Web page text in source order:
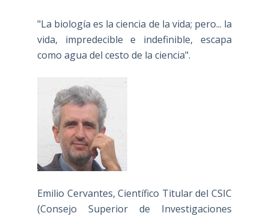
"La biología es la ciencia de la vida; pero... la
vida, impredecible e indefinible, escapa
como agua del cesto de la ciencia".
Emilio Cervantes, Científico Titular del CSIC
(Consejo Superior de Investigaciones